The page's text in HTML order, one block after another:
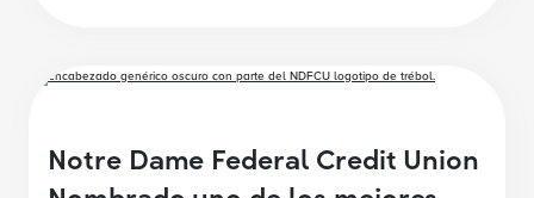
Notre Dame Federal Credit Union